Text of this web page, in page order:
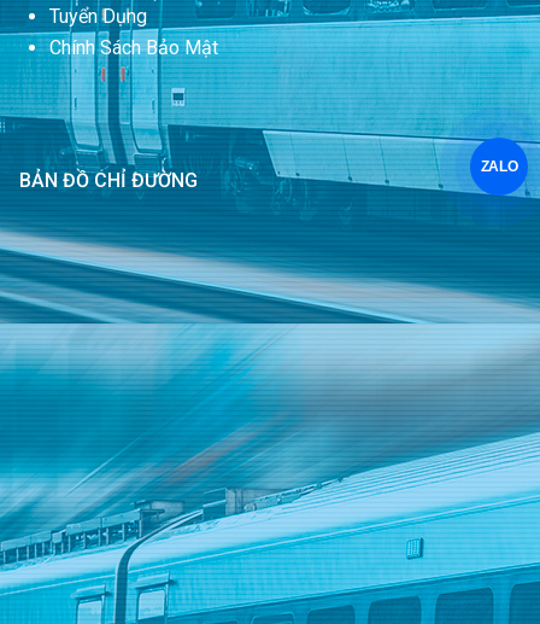
Tuyển Dụng
Chính Sách Bảo Mật
BẢN ĐỒ CHỈ ĐƯỜNG
ZALO